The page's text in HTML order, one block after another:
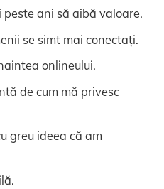
peste ani să aibă valoare.
se simt mai conectați.
onlineului.
de cum mă privesc
greu ideea că am